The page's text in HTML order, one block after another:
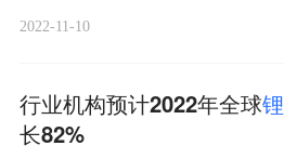
2022-11-10
行业机构预计2022年全球锂
长82%